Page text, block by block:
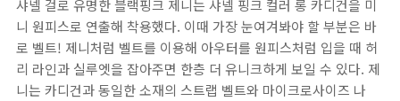
샤넬 걸로 유명한 블랙핑크 제니는 샤넬 핑크 컬러 롱 카디건을 미
니 원피스로 연출해 착용했다. 이때 가장 눈여겨봐야 할 부분은 바
로 벨트! 제니처럼 벨트를 이용해 아우터를 원피스처럼 입을 때 허
리 라인과 실루엣을 잡아주면 한층 더 유니크하게 보일 수 있다. 제
니는 카디건과 동일한 소재의 스트랩 벨트와 마이크로사이즈 나